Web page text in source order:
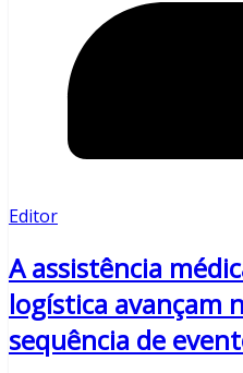
Editor
A assistência
logística avançam
sequência de